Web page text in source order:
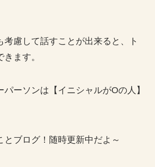
考慮して話すことが出来ると、ト
ます。
ーソンは【イニシャルがOの人】
とブログ！随時更新中だよ～